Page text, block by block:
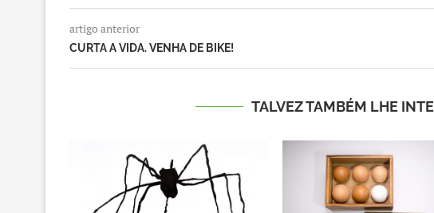
artigo anterior
CURTA A VIDA. VENHA DE BIKE!
TALVEZ TAMBÉM LHE